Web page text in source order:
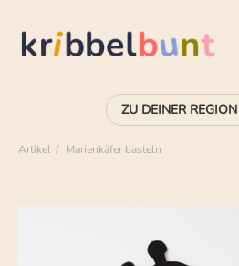
Artikel Marienkäfer basteln